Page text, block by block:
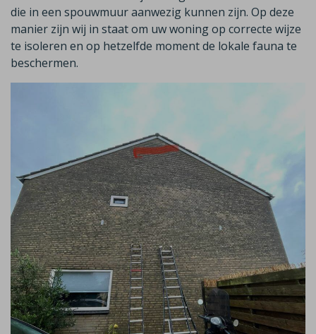
die in een spouwmuur aanwezig kunnen zijn. Op deze
manier zijn wij in staat om uw woning op correcte wijze
te isoleren en op hetzelfde moment de lokale fauna te
beschermen.